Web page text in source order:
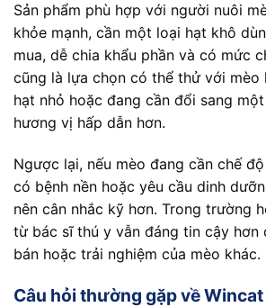
Sản phẩm phù hợp với người nuôi
khỏe mạnh, cần một loại hạt khô
mua, dễ chia khẩu phần và có mức
cũng là lựa chọn có thể thử với mèo
hạt nhỏ hoặc đang cần đổi sang
hương vị hấp dẫn hơn.
Ngược lại, nếu mèo đang cần chế
có bệnh nền hoặc yêu cầu dinh
nên cân nhắc kỹ hơn. Trong trường
từ bác sĩ thú y vẫn đáng tin cậy hơn
bán hoặc trải nghiệm của mèo khác.
Câu hỏi thường gặp về Wincat